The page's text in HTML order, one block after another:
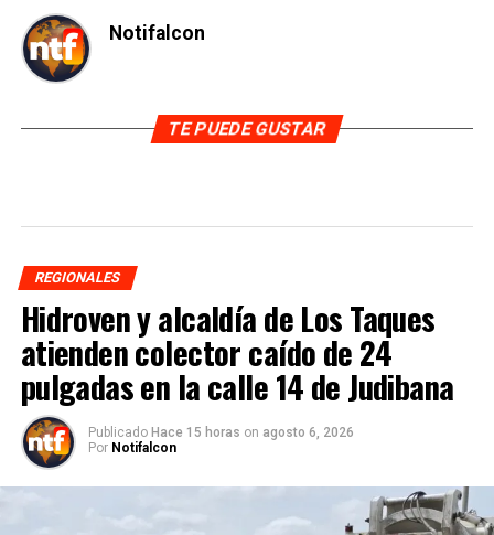
Notifalcon
TE PUEDE GUSTAR
REGIONALES
Hidroven y alcaldía de Los Taques
atienden colector caído de 24
pulgadas en la calle 14 de Judibana
Publicado Hace 15 horas on agosto 6, 2026
Por Notifalcon